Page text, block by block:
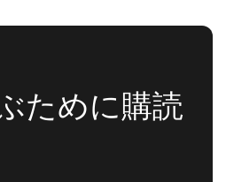
ために購読